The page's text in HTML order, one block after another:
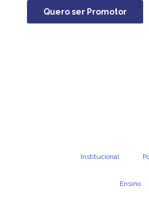
Quero ser Promotor
Institucional
Ensino